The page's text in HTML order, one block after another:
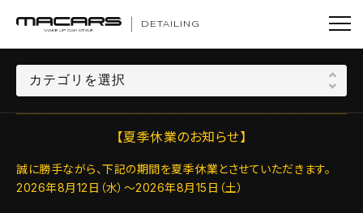
DETAILING
【夏季休業のお知らせ】
誠に勝手ながら、下記の期間を夏季休業とさせていただきます。
2026年8月12日（水）～2026年8月15日（土）